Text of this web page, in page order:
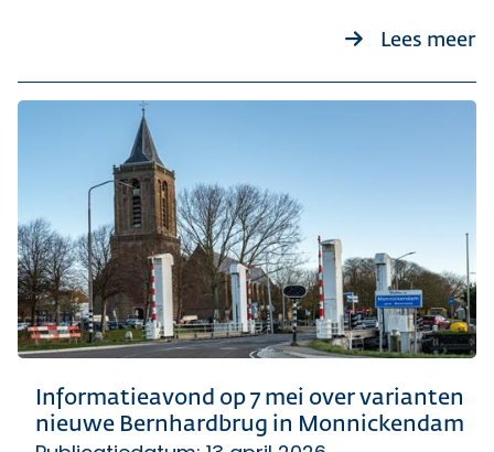
Lees meer
Informatieavond op 7 mei over varianten
nieuwe Bernhardbrug in Monnickendam